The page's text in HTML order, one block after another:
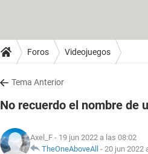
Foros Videojuegos
Tema Anterior
No recuerdo el nombre de
Axel_F - 19 jun 2022 a las 08:02
TheOneAboveAll - 20 jun 2022